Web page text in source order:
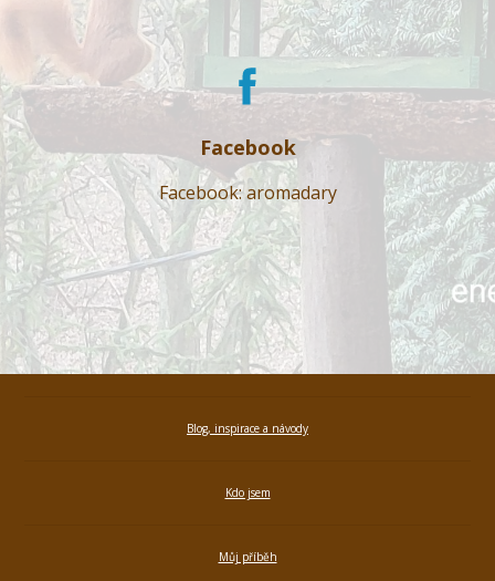
Facebook
Facebook: aromadary
Blog, inspirace a návody
Kdo jsem
Můj příběh